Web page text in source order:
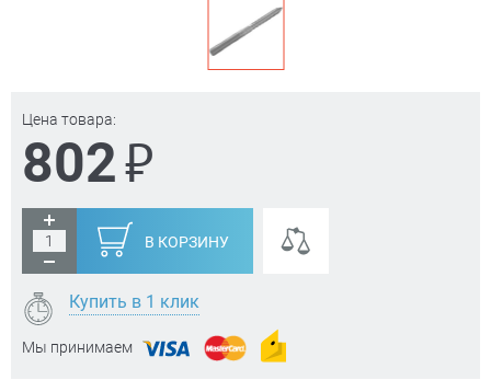
Цена товара:
802₽
В КОРЗИНУ
Купить в 1 клик
Мы принимаем